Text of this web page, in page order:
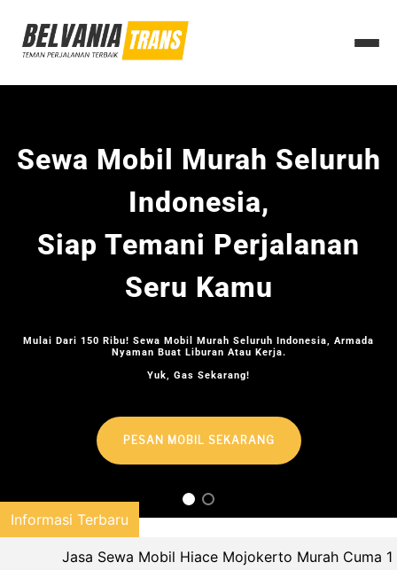
Sewa Mobil Murah Seluruh
Indonesia,
Siap Temani Perjalanan
Seru Kamu
Mulai Dari 150 Ribu! Sewa Mobil Murah Seluruh Indonesia, Armada
Nyaman Buat Liburan Atau Kerja.
Yuk, Gas Sekarang!
PESAN MOBIL SEKARANG
Informasi Terbaru
Jasa Sewa Mobil Hiace Mojokerto Murah Cuma 1